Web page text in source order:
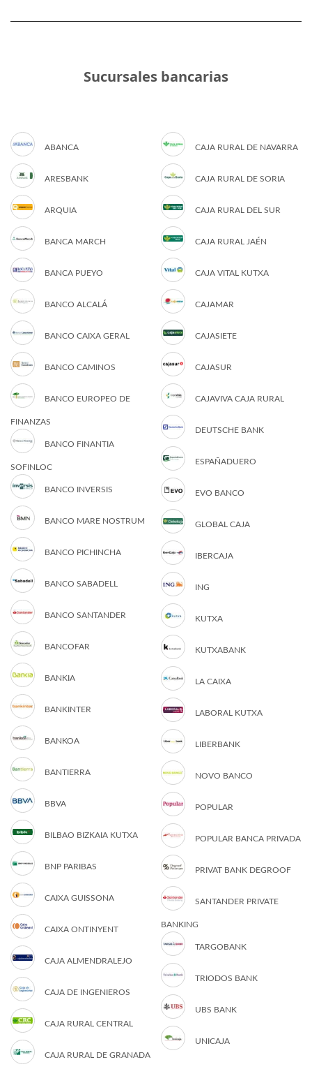
Sucursales bancarias
ABANCA
ARESBANK
ARQUIA
BANCA MARCH
BANCA PUEYO
BANCO ALCALÁ
BANCO CAIXA GERAL
BANCO CAMINOS
BANCO EUROPEO DE
FINANZAS
BANCO FINANTIA
SOFINLOC
BANCO INVERSIS
BANCO MARE NOSTRUM
BANCO PICHINCHA
BANCO SABADELL
BANCO SANTANDER
BANCOFAR
BANKIA
BANKINTER
BANKOA
BANTIERRA
BBVA
BILBAO BIZKAIA KUTXA
BNP PARIBAS
CAIXA GUISSONA
CAIXA ONTINYENT
CAJA ALMENDRALEJO
CAJA DE INGENIEROS
CAJA RURAL CENTRAL
CAJA RURAL DE GRANADA
CAJA RURAL DE NAVARRA
CAJA RURAL DE SORIA
CAJA RURAL DEL SUR
CAJA RURAL JAÉN
CAJA VITAL KUTXA
CAJAMAR
CAJASIETE
CAJASUR
CAJAVIVA CAJA RURAL
DEUTSCHE BANK
ESPAÑADUERO
EVO BANCO
GLOBAL CAJA
IBERCAJA
ING
KUTXA
KUTXABANK
LA CAIXA
LABORAL KUTXA
LIBERBANK
NOVO BANCO
POPULAR
POPULAR BANCA PRIVADA
PRIVAT BANK DEGROOF
SANTANDER PRIVATE
BANKING
TARGOBANK
TRIODOS BANK
UBS BANK
UNICAJA